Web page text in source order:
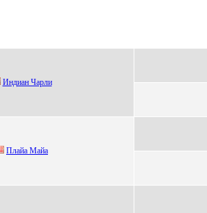
Индиан Чарли
Плaйa Maйa